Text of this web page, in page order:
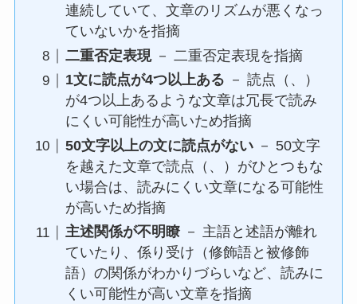
連続していて、文章のリズムが悪くなっ
ていないかを指摘
二重否定表現－ 二重否定表現を指摘
1文に読点が4つ以上ある － 読点（、）
が4つ以上あるような文章は冗長で読み
にくい可能性が高いため指摘
50文字以上の文に読点がない－ 50文字
を越えた文章で読点（、）がひとつもな
い場合は、読みにくい文章になる可能性
が高いため指摘
主述関係が不明瞭－ 主語と述語が離れ
ていたり、係り受け（修飾語と被修飾
語）の関係がわかりづらいなど、読みに
くい可能性が高い文章を指摘